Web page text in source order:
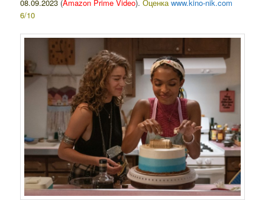
08.09.2023 (Amazon Prime Video).Оценкаwww.kino-nik.com
6/10